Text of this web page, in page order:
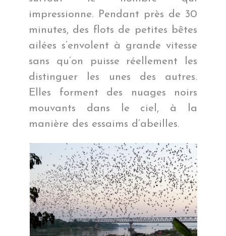
impressionne. Pendant près de 30
minutes, des flots de petites bêtes
ailées s’envolent à grande vitesse
sans qu’on puisse réellement les
distinguer les unes des autres.
Elles forment des nuages noirs
mouvants dans le ciel, à la
manière des essaims d’abeilles.